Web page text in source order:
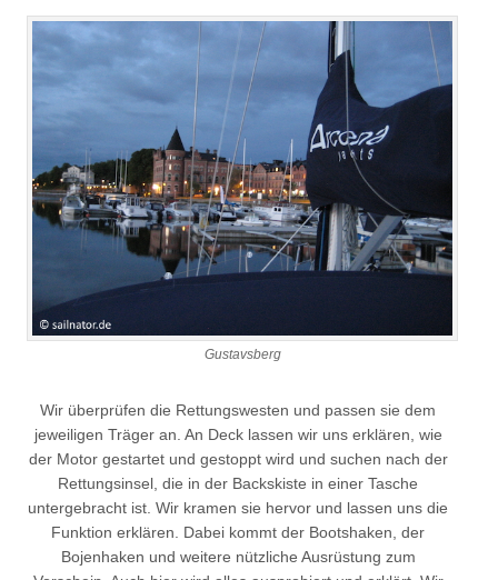
Gustavsberg
Wir überprüfen die Rettungswesten und passen sie dem
jeweiligen Träger an. An Deck lassen wir uns erklären, wie
der Motor gestartet und gestoppt wird und suchen nach der
Rettungsinsel, die in der Backskiste in einer Tasche
untergebracht ist. Wir kramen sie hervor und lassen uns die
Funktion erklären. Dabei kommt der Bootshaken, der
Bojenhaken und weitere nützliche Ausrüstung zum